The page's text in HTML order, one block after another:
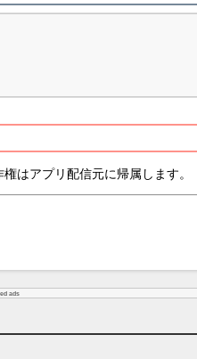
はアプリ配信元に帰属します。
ads